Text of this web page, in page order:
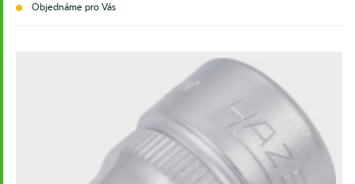
Objednáme pro Vás